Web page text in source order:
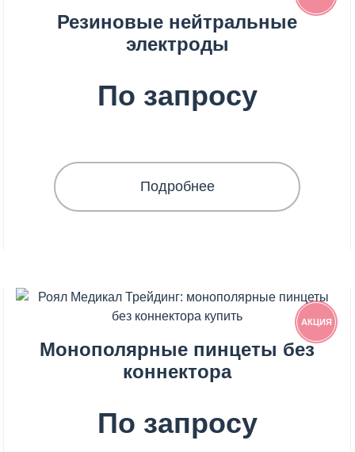
Резиновые нейтральные
электроды
По запросу
Подробнее
АКЦИЯ
Монополярные пинцеты без
коннектора
По запросу